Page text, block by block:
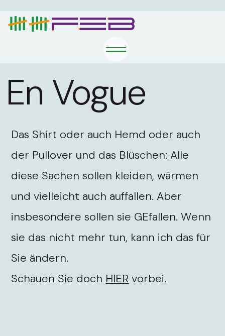
En Vogue
Das Shirt oder auch Hemd oder auch
der Pullover und das Blüschen: Alle
diese Sachen sollen kleiden, wärmen
und vielleicht auch auffallen. Aber
insbesondere sollen sie GEfallen. Wenn
sie das nicht mehr tun, kann ich das für
Sie ändern.
Schauen Sie doch HIER vorbei.